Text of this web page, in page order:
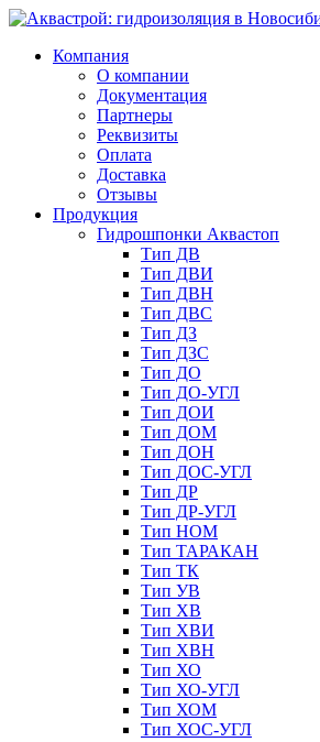
Компания
О компании
Документация
Партнеры
Реквизиты
Оплата
Доставка
Отзывы
Продукция
Гидрошпонки Аквастоп
Тип ДВ
Тип ДВИ
Тип ДВН
Тип ДВС
Тип ДЗ
Тип ДЗС
Тип ДО
Тип ДО-УГЛ
Тип ДОИ
Тип ДОМ
Тип ДОН
Тип ДОС-УГЛ
Тип ДР
Тип ДР-УГЛ
Тип НОМ
Тип ТАРАКАН
Тип ТК
Тип УВ
Тип ХВ
Тип ХВИ
Тип ХВН
Тип ХО
Тип ХО-УГЛ
Тип ХОМ
Тип ХОС-УГЛ